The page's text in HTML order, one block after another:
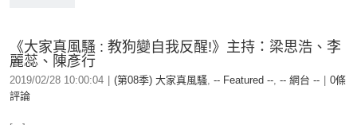
《大家真風騷 : 教狗變自我反醒!》主持：梁思浩、李
麗蕊、陳彥行
2019/02/28 10:00:04 (第08季) 大家真風騷, -- Featured --, -- 網台 --
0條
評論